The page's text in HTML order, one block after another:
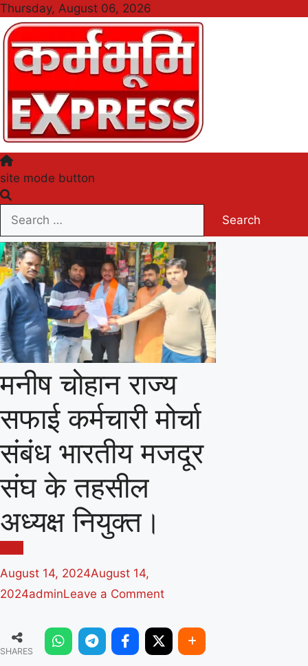
Skip
to
content
Thursday, August 06, 2026
Karmabhumi Express
site mode button
Search
for:
मनीष चोहान राज्य
सफाई कर्मचारी मोर्चा
संबंध भारतीय मजदूर
संघ के तहसील
अध्यक्ष नियुक्त।
August 14, 2024August 14,
2024adminLeave a Commenton
चोहान
राज्य
SHARES